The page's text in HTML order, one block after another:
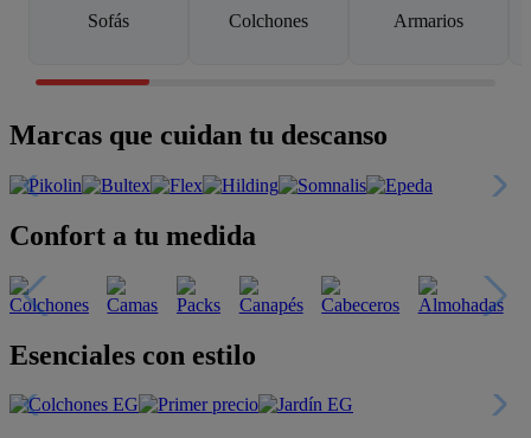
Sofás Colchones Armarios
Marcas que cuidan tu descanso
Confort a tu medida
Esenciales con estilo